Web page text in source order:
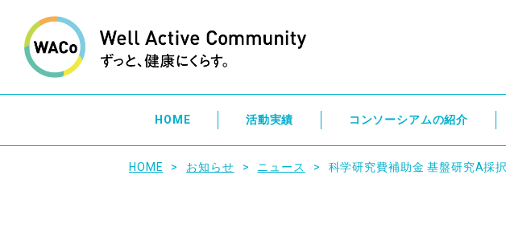
HOME 活動実績 コンソーシアムの紹介
HOME お知らせ ニュース 科学研究費補助金 基盤研究A採択